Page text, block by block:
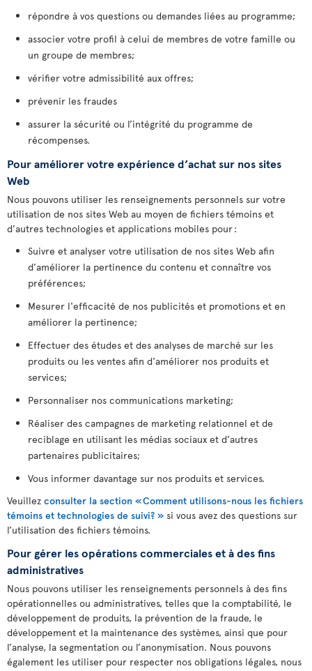
répondre à vos questions ou demandes liées au programme;
associer votre profil à celui de membres de votre famille ou
un groupe de membres;
vérifier votre admissibilité aux offres;
prévenir les fraudes
assurer la sécurité ou l’intégrité du programme de
récompenses.
Pour améliorer votre expérience d’achat sur nos sites
Web
Nous pouvons utiliser les renseignements personnels sur votre
utilisation de nos sites Web au moyen de fichiers témoins et
d’autres technologies et applications mobiles pour :
Suivre et analyser votre utilisation de nos sites Web afin
d’améliorer la pertinence du contenu et connaître vos
préférences;
Mesurer l'efficacité de nos publicités et promotions et en
améliorer la pertinence;
Effectuer des études et des analyses de marché sur les
produits ou les ventes afin d'améliorer nos produits et
services;
Personnaliser nos communications marketing;
Réaliser des campagnes de marketing relationnel et de
reciblage en utilisant les médias sociaux et d’autres
partenaires publicitaires;
Vous informer davantage sur nos produits et services.
Veuillez consulter la section « Comment utilisons-nous les fichiers
témoins et technologies de suivi? » si vous avez des questions sur
l’utilisation des fichiers témoins.
Pour gérer les opérations commerciales et à des fins
administratives
Nous pouvons utiliser les renseignements personnels à des fins
opérationnelles ou administratives, telles que la comptabilité, le
développement de produits, la prévention de la fraude, le
développement et la maintenance des systèmes, ainsi que pour
l’analyse, la segmentation ou l’anonymisation. Nous pouvons
également les utiliser pour respecter nos obligations légales, nous